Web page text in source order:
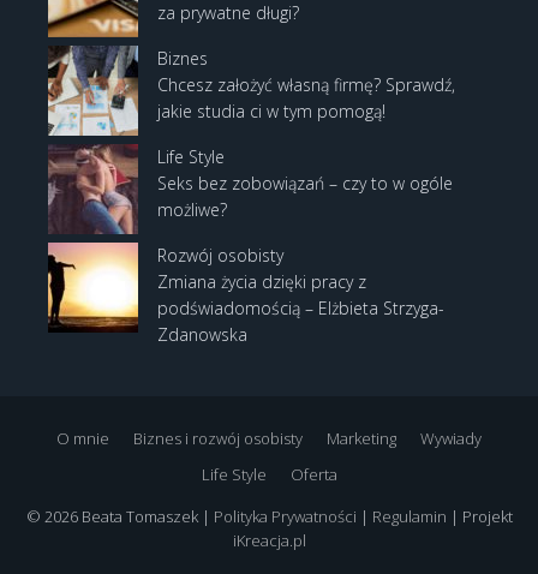
za prywatne długi?
Biznes
Chcesz założyć własną firmę? Sprawdź,
jakie studia ci w tym pomogą!
Life Style
Seks bez zobowiązań – czy to w ogóle
możliwe?
Rozwój osobisty
Zmiana życia dzięki pracy z
podświadomością – Elżbieta Strzyga-
Zdanowska
O mnie Biznes i rozwój osobisty Marketing
Wywiady
Life Style
Oferta
© 2026 Beata Tomaszek | Polityka Prywatności | Regulamin | Projekt
iKreacja.pl